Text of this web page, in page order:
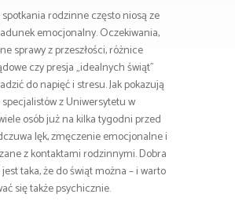
rodzinne często niosą ze
emocjonalny. Oczekiwania,
sprawy z przeszłości, różnice
czy presja „idealnych świąt”
do napięć i stresu. Jak pokazują
z Uniwersytetu w
osób już na kilka tygodni przed
lęk, zmęczenie emocjonalne i
z kontaktami rodzinnymi. Dobra
taka, że do świąt można – i warto
się także psychicznie.